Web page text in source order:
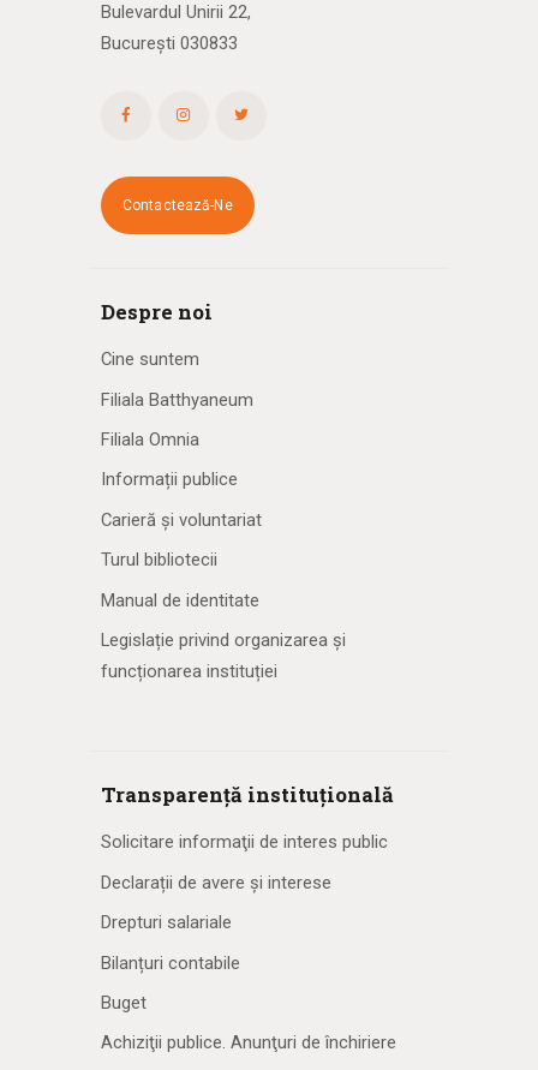
Bulevardul Unirii 22,
București 030833
Contactează-Ne
Despre noi
Cine suntem
Filiala Batthyaneum
Filiala Omnia
Informații publice
Carieră și voluntariat
Turul bibliotecii
Manual de identitate
Legislație privind organizarea și
funcționarea instituției
Transparență instituțională
Solicitare informaţii de interes public
Declarații de avere și interese
Drepturi salariale
Bilanțuri contabile
Buget
Achiziţii publice. Anunţuri de închiriere